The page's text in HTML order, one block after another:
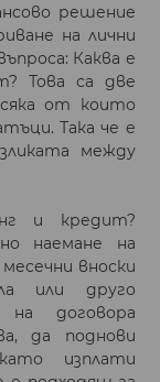
решение
на лични
Каква е
Това са две
от които
Така че е
между
и кредит?
наемане на
вноски
или друго
договора
да поднови
изплати